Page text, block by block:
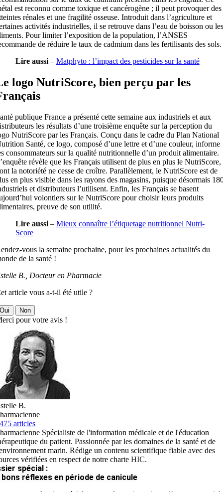
est reconnu comme toxique et cancérogène ; il peut provoquer des
rénales et une fragilité osseuse. Introduit dans l’agriculture et
activités industrielles, il se retrouve dans l’eau de boisson ou les
Pour limiter l’exposition de la population, l’ANSES
de réduire le taux de cadmium dans les fertilisants des sols.
Lire aussi– Matphyto : l’impact des pesticides sur la santé
logo NutriScore, bien perçu par les
publique France a présenté cette semaine aux industriels et aux
les résultats d’une troisième enquête sur la perception du
NutriScore par les Français. Conçu dans le cadre du Plan National
Santé, ce logo, composé d’une lettre et d’une couleur, informe
consommateurs sur la qualité nutritionnelle d’un produit alimentaire.
révèle que les Français utilisent de plus en plus le NutriScore,
la notoriété ne cesse de croître. Parallèlement, le NutriScore est de
en plus visible dans les rayons des magasins, puisque désormais
et distributeurs l’utilisent. Enfin, les Français se basent
volontiers sur le NutriScore pour choisir leurs produits
preuve de son utilité.
Lire aussi– Mieux connaître l’étiquetage nutritionnel Nutri-
Score
vous la semaine prochaine, pour les prochaines actualités du
de la santé !
B., Docteur en Pharmacie
article vous a-t-il été utile ?
Non
pour votre avis !
B.
articles
Spécialiste de l'information médicale et de l'éducation
du patient. Passionnée par les domaines de la santé et de
marin. Rédige un contenu scientifique fiable avec des
vérifiées en respect de notre charte HIC.
spécial :
bons réflexes en période de canicule